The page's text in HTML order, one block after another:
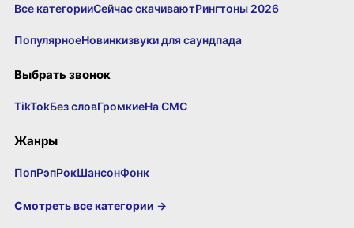
Все категорииСейчас скачиваютРингтоны 2026
ПопулярноеНовинкизвуки для саундпада
Выбрать звонок
TikTokБез словГромкиеНа СМС
Жанры
ПопРэпРокШансонФонк
Смотреть все категории →